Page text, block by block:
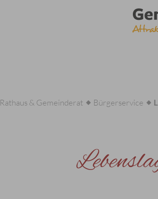
Rathaus & Gemeinderat Bürgerservice